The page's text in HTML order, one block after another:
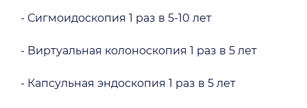
- Сигмоидоскопия 1 раз в 5-10 лет
- Виртуальная колоноскопия 1 раз в 5 лет
- Капсульная эндоскопия 1 раз в 5 лет